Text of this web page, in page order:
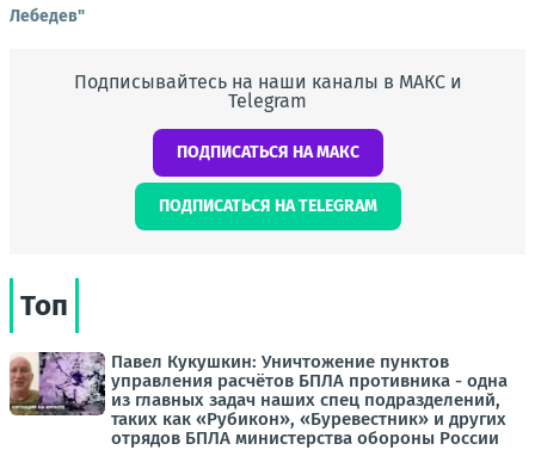
Лебедев"
Подписывайтесь на наши каналы в МАКС и
Telegram
ПОДПИСАТЬСЯ НА МАКС
ПОДПИСАТЬСЯ НА TELEGRAM
Топ
Павел Кукушкин: Уничтожение пунктов
управления расчётов БПЛА противника - одна
из главных задач наших спец подразделений,
таких как «Рубикон», «Буревестник» и других
отрядов БПЛА министерства обороны России